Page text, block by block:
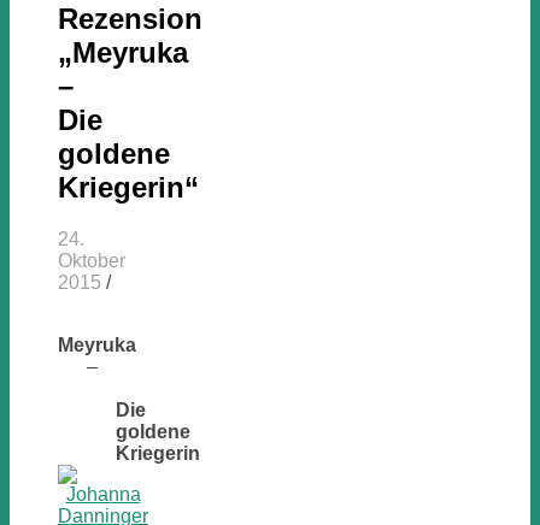
Rezension
„Meyruka
–
Die
goldene
Kriegerin“
24.
Oktober
2015 /
Meyruka
–
Die
goldene
Kriegerin